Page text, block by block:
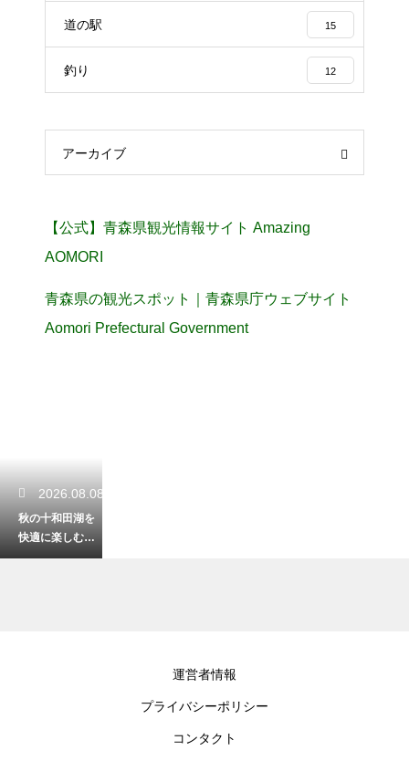
道の駅 15
釣り 12
アーカイブ
【公式】青森県観光情報サイト Amazing
AOMORI
青森県の観光スポット｜青森県庁ウェブサイト
Aomori Prefectural Government
2026.08.08
秋の十和田湖を
快適に楽しむ！
気温に合わせた
運営者情報
プライバシーポリシー
コンタクト